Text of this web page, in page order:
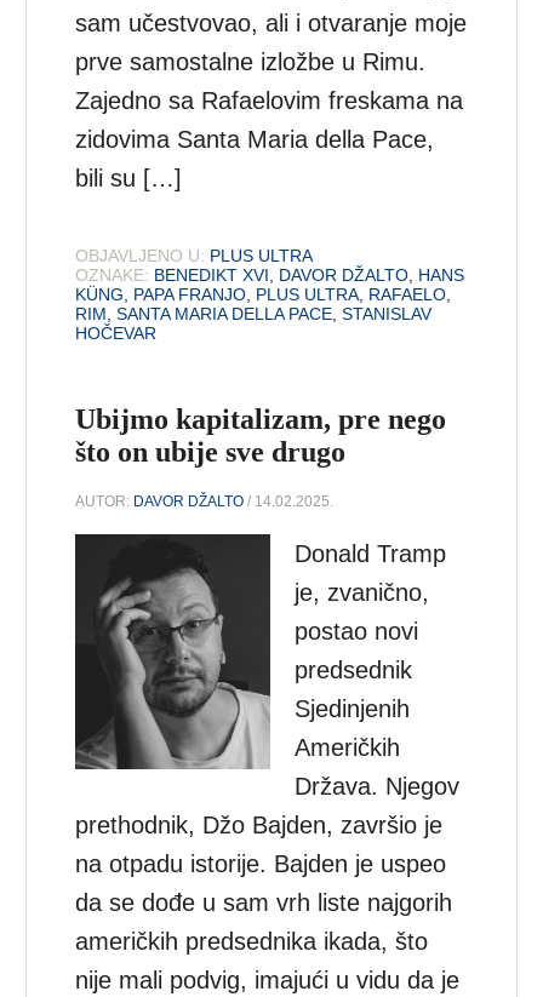
sam učestvovao, ali i otvaranje moje
prve samostalne izložbe u Rimu.
Zajedno sa Rafaelovim freskama na
zidovima Santa Maria della Pace,
bili su […]
OBJAVLJENO U: PLUS ULTRA
OZNAKE: BENEDIKT XVI, DAVOR DŽALTO, HANS
KÜNG, PAPA FRANJO, PLUS ULTRA, RAFAELO,
RIM,SANTA MARIA DELLA PACE,STANISLAV
HOČEVAR
Ubijmo kapitalizam, pre nego
što on ubije sve drugo
AUTOR: DAVOR DŽALTO / 14.02.2025.
Donald Tramp
je, zvanično,
postao novi
predsednik
Sjedinjenih
Američkih
Država. Njegov
prethodnik, Džo Bajden, završio je
na otpadu istorije. Bajden je uspeo
da se dođe u sam vrh liste najgorih
američkih predsednika ikada, što
nije mali podvig, imajući u vidu da je